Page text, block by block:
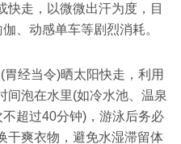
快走，以微微出汗为度，目
、动感单车等剧烈消耗。
经当令)晒太阳快走，利用
间泡在水里(如冷水池、温泉
超过40分钟)，游泳后务必
干爽衣物，避免水湿滞留体